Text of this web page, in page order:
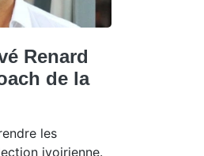
Renard
de la
les
ivoirienne.